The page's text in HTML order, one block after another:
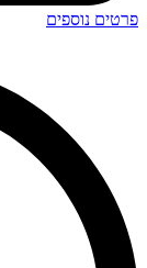
פרטים נוספים